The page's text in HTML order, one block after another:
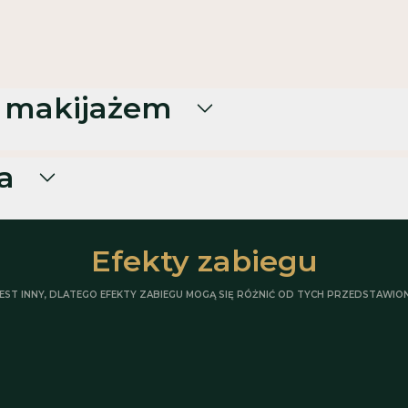
wygładzająca dzień przed
Świeże rany i oparzenia
Efekty zabiegu
INNY, DLATEGO EFEKTY ZABIEGU MOGĄ SIĘ RÓŻNIĆ OD TYCH